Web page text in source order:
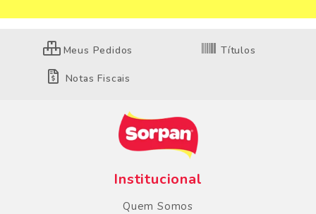
Meus Pedidos Títulos
Notas Fiscais
Institucional
Quem Somos